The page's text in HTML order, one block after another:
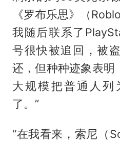
《罗布乐思》（
我随后联系了
号很快被追回，被
还，但种种迹象表明
大规模把普通人列
了。”
“在我看来，索尼（